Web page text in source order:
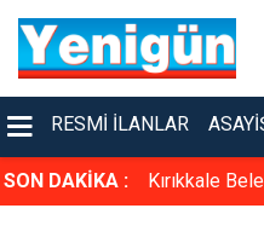
RESMI İLANLAR
SON DAKİKA :
alarm Kırıkkale